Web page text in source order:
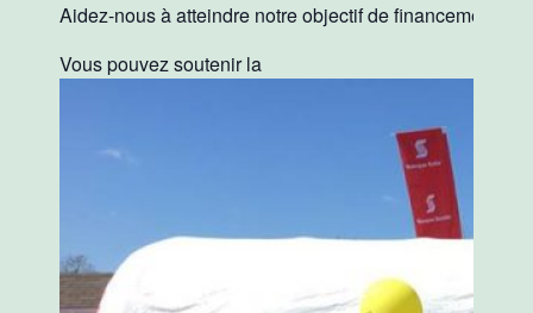
Aidez-nous à atteindre notre objectif de financement.
Vous pouvez soutenir la